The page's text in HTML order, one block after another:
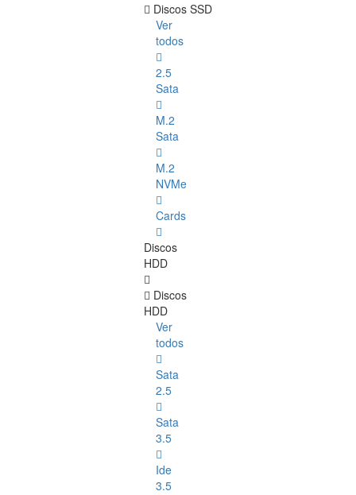
Discos SSD
Ver
todos
2.5
Sata
M.2
Sata
M.2
NVMe
Cards
Discos
HDD
Discos
HDD
Ver
todos
Sata
2.5
Sata
3.5
Ide
3.5